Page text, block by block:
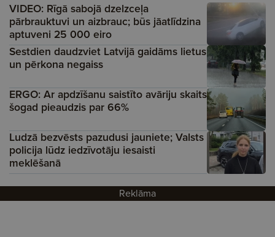
VIDEO: Rīgā sabojā dzelzceļa
pārbrauktuvi un aizbrauc; būs jāatlīdzina
aptuveni 25 000 eiro
Sestdien daudzviet Latvijā gaidāms lietus
un pērkona negaiss
ERGO: Ar apdzīšanu saistīto avāriju skaits
šogad pieaudzis par 66%
Ludzā bezvēsts pazudusi jauniete; Valsts
policija lūdz iedzīvotāju iesaisti
meklēšanā
Reklāma